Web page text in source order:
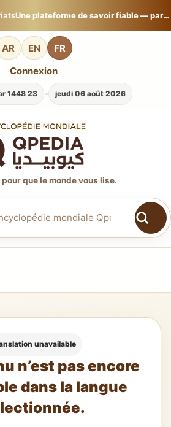
Une plateforme de savoir fiable — partagez votre expertise sur L’Encyclopédie mondiale Qpedia.
AR EN FR
jeudi 06 août 2026
-
23 safar 1448
Connexion
que le monde vous lise.
unavailable
n’est pas encore
dans la langue